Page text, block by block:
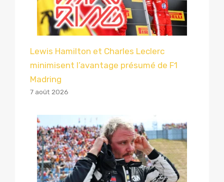
Lewis Hamilton et Charles Leclerc
minimisent l’avantage présumé de F1
Madring
7 août 2026